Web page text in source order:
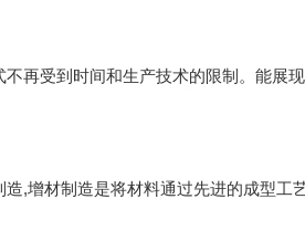
再受到时间和生产技术的限制。能展
,增材制造是将材料通过先进的成型工